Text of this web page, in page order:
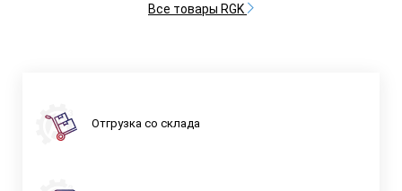
Все товары RGK
Отгрузка со склада